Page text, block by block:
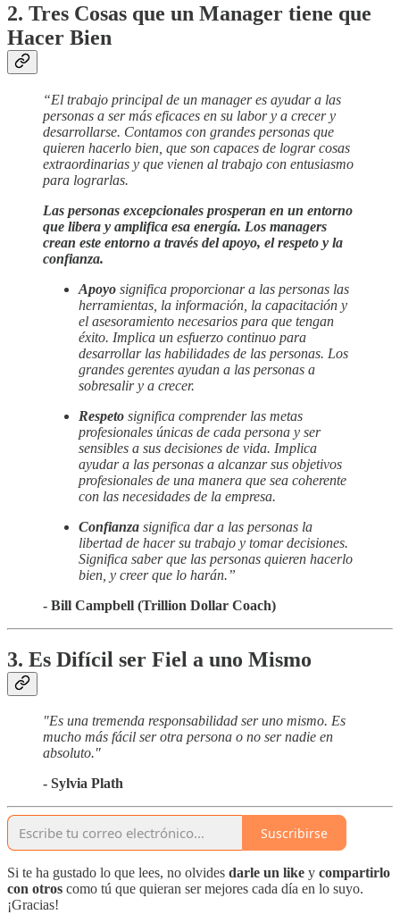
2. Tres Cosas que un Manager tiene que
Hacer Bien
“El trabajo principal de un manager es ayudar a las
personas a ser más eficaces en su labor y a crecer y
desarrollarse. Contamos con grandes personas que
quieren hacerlo bien, que son capaces de lograr cosas
extraordinarias y que vienen al trabajo con entusiasmo
para lograrlas.
Las personas excepcionales prosperan en un entorno
que libera y amplifica esa energía. Los managers
crean este entorno a través del apoyo, el respeto y la
confianza.
Apoyo significa proporcionar a las personas las
herramientas, la información, la capacitación y
el asesoramiento necesarios para que tengan
éxito. Implica un esfuerzo continuo para
desarrollar las habilidades de las personas. Los
grandes gerentes ayudan a las personas a
sobresalir y a crecer.
Respeto significa comprender las metas
profesionales únicas de cada persona y ser
sensibles a sus decisiones de vida. Implica
ayudar a las personas a alcanzar sus objetivos
profesionales de una manera que sea coherente
con las necesidades de la empresa.
Confianza significa dar a las personas la
libertad de hacer su trabajo y tomar decisiones.
Significa saber que las personas quieren hacerlo
bien, y creer que lo harán.”
- Bill Campbell (Trillion Dollar Coach)
3. Es Difícil ser Fiel a uno Mismo
"Es una tremenda responsabilidad ser uno mismo. Es
mucho más fácil ser otra persona o no ser nadie en
absoluto."
- Sylvia Plath
Suscribirse
Si te ha gustado lo que lees, no olvides darle un like y compartirlo
con otros como tú que quieran ser mejores cada día en lo suyo.
¡Gracias!